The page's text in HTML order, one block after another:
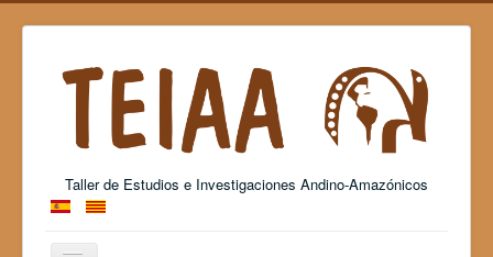
Taller de Estudios e Investigaciones Andino-Amazónicos